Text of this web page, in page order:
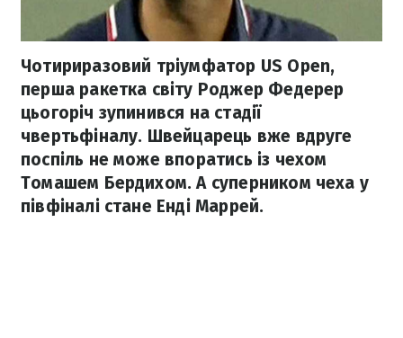
Чотириразовий тріумфатор US Open,
перша ракетка світу Роджер Федерер
цьогоріч зупинився на стадії
чвертьфіналу. Швейцарець вже вдруге
поспіль не може впоратись із чехом
Томашем Бердихом. А суперником чеха у
півфіналі стане Енді Маррей.